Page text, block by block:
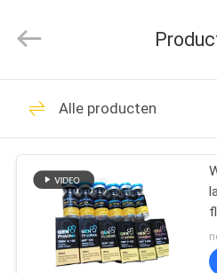
HUIS
PRODUCTEN
ONGEVEER
Industry
Rights
De
glasflesje
Alle producten